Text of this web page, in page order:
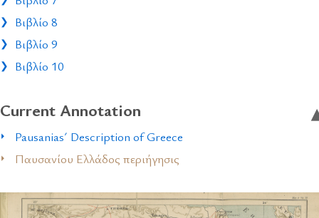
Βιβλίο 8
Βιβλίο 9
Βιβλίο 10
Current Annotation
Pausanias´ Description of Greece
Παυσανίου Ελλάδος περιήγησις